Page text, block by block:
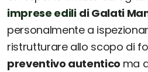
imprese edili di Galati
personalmente a
ristrutturare allo scopo di
preventivo autentico ma